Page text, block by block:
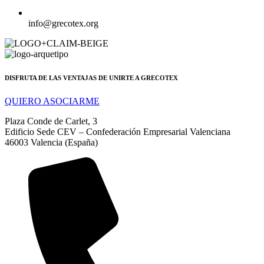
info@grecotex.org
DISFRUTA DE LAS VENTAJAS DE UNIRTE A GRECOTEX
QUIERO ASOCIARME
Plaza Conde de Carlet, 3
Edificio Sede CEV – Confederación Empresarial Valenciana
46003 Valencia (España)